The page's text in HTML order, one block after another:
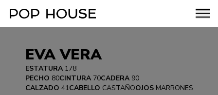
EVA VERA
ESTATURA178
PECHO 80CINTURA70CADERA90
CALZADO 41CABELLO CASTAÑOOJOSMARRONES